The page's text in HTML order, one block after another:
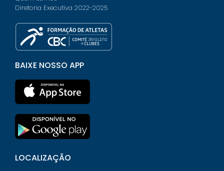
Diretoria Executiva 2022-2025
BAIXE NOSSO APP
LOCALIZAÇÃO